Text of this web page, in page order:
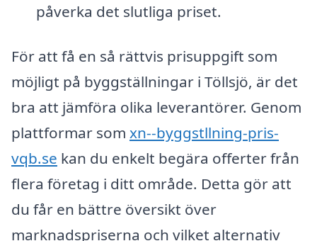
påverka det slutliga priset.
För att få en så rättvis prisuppgift som
möjligt på byggställningar i Töllsjö, är det
bra att jämföra olika leverantörer. Genom
plattformar som xn--byggstllning-pris-
vqb.se kan du enkelt begära offerter från
flera företag i ditt område. Detta gör att
du får en bättre översikt över
marknadspriserna och vilket alternativ